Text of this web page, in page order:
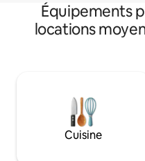
Équipements
locations
Cuisine